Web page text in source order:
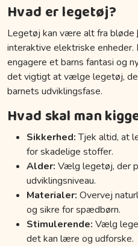
Hvad er legetøj?
Legetøj kan være alt fra bløde
interaktive elektriske
engagere et barns fantasi og
det vigtigt at vælge legetøj,
barnets udviklingsfase.
Hvad skal man
Sikkerhed:Tjek altid, at
for skadelige stoffer.
Alder: Vælg legetøj, der
udviklingsniveau.
Materialer: Overvej
og sikre for spædbørn.
Stimulerende: Vælg
det kan lære og udforske.